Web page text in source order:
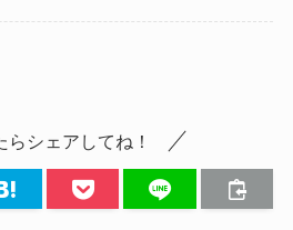
らシェアしてね！